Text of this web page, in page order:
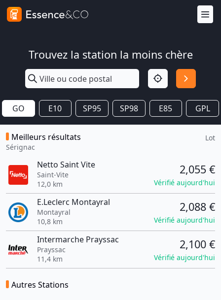
Trouvez la station la moins chère
GO E10 SP95 SP98 E85 GPL
Meilleurs résultats
Sérignac
Lot
Netto Saint Vite
Saint-Vite
12,0 km
2,055 €
Vérifié aujourd'hui
E.Leclerc Montayral
Montayral
10,8 km
2,088 €
Vérifié aujourd'hui
Intermarche Prayssac
Prayssac
11,4 km
2,100 €
Vérifié aujourd'hui
Autres Stations